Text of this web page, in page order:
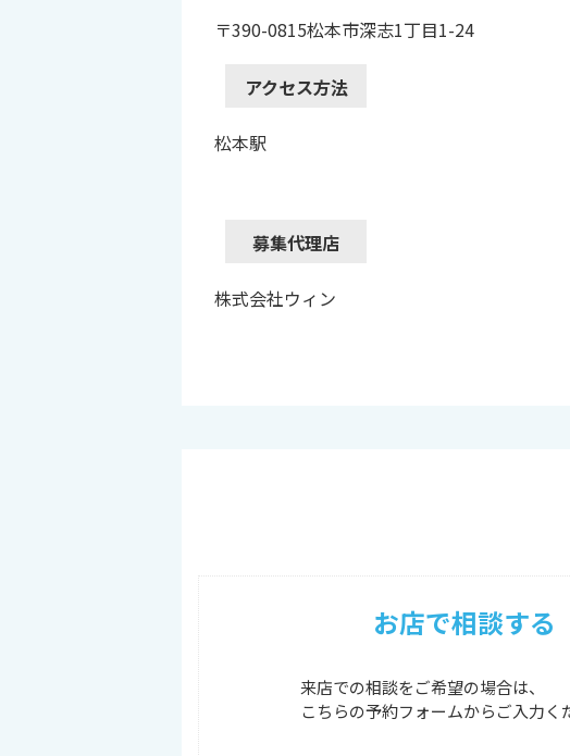
〒390-0815松本市深志1丁目1-24
アクセス方法
松本駅
募集代理店
株式会社ウィン
お店で相談する
来店での相談をご希望の場合は、
こちらの予約フォームからご入力く